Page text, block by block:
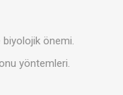
biyolojik önemi.
yöntemleri.